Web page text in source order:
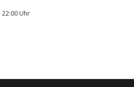
22:00 Uhr